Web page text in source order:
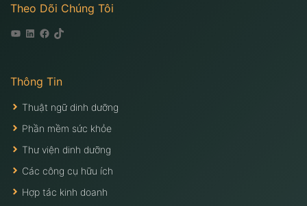
Theo Dõi Chúng Tôi
Youtube
Linkedin
Facebook
Tiktok
Thông Tin
Thuật ngữ dinh dưỡng
Phần mềm sức khỏe
Thư viện dinh dưỡng
Các công cụ hữu ích
Hợp tác kinh doanh